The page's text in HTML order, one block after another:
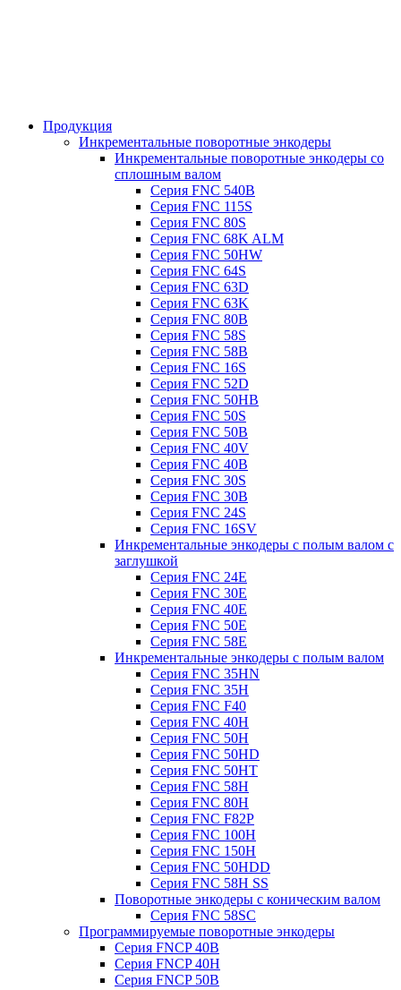
Продукция
Инкрементальные поворотные энкодеры
Инкрементальные поворотные энкодеры со
сплошным валом
Серия FNC 540B
Серия FNC 115S
Серия FNC 80S
Серия FNC 68K ALM
Серия FNC 50HW
Серия FNC 64S
Серия FNC 63D
Серия FNC 63K
Серия FNC 80B
Серия FNC 58S
Серия FNC 58B
Серия FNC 16S
Серия FNC 52D
Серия FNC 50HB
Серия FNC 50S
Серия FNC 50B
Серия FNC 40V
Серия FNC 40B
Серия FNC 30S
Серия FNC 30B
Серия FNC 24S
Серия FNC 16SV
Инкрементальные энкодеры с полым валом с
заглушкой
Серия FNC 24E
Серия FNC 30E
Серия FNC 40E
Серия FNC 50E
Серия FNC 58E
Инкрементальные энкодеры с полым валом
Серия FNC 35HN
Серия FNC 35H
Серия FNC F40
Серия FNC 40H
Серия FNC 50H
Серия FNC 50HD
Серия FNC 50HT
Серия FNC 58H
Серия FNC 80H
Серия FNC F82P
Серия FNC 100H
Серия FNC 150H
Серия FNC 50HDD
Серия FNC 58H SS
Поворотные энкодеры с коническим валом
Серия FNC 58SC
Программируемые поворотные энкодеры
Серия FNCP 40B
Серия FNCP 40H
Серия FNCP 50B